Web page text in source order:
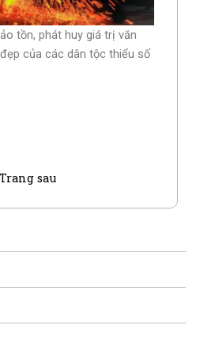
tồn, phát huy giá trị văn
của các dân tộc thiểu số
Trang sau